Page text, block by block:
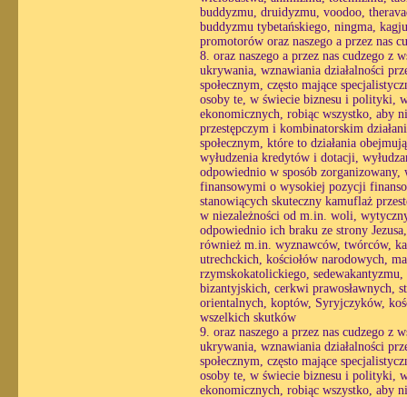
buddyzmu, druidyzmu, voodoo,
buddyzmu tybetańskiego, ningma,
promotorów oraz naszego a przez nas
8. oraz naszego a przez nas cudzego
ukrywania, wznawiania działalności
społecznym, często mające
osoby te, w świecie biznesu i polityki,
ekonomicznych, robiąc wszystko, aby
przestępczym i kombinatorskim
społecznym, które to działania
wyłudzenia kredytów i dotacji,
odpowiednio w sposób
finansowymi o wysokiej pozycji
stanowiących skuteczny kamuflaż
w niezależności od m.in. woli,
odpowiednio ich braku ze strony
również m.in. wyznawców, twórców,
utrechckich, kościołów narodowych,
rzymskokatolickiego,
bizantyjskich, cerkwi prawosławnych,
orientalnych, koptów, Syryjczyków,
wszelkich skutków
9. oraz naszego a przez nas cudzego
ukrywania, wznawiania działalności
społecznym, często mające
osoby te, w świecie biznesu i polityki,
ekonomicznych, robiąc wszystko, aby